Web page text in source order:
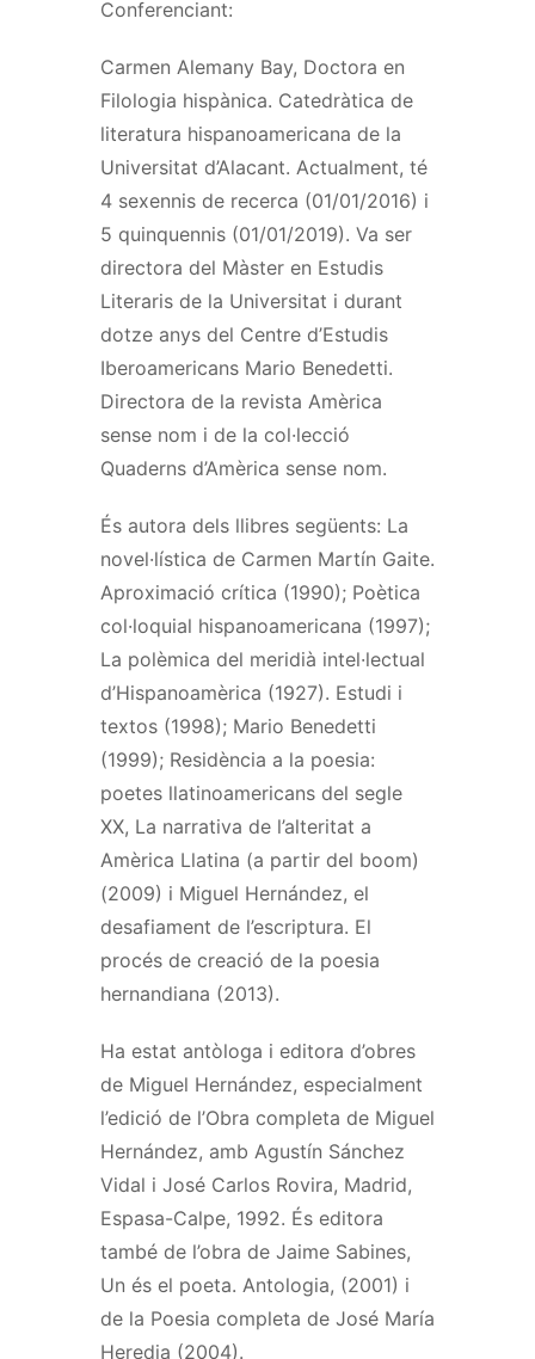
Conferenciant:
Carmen Alemany Bay, Doctora en
Filologia hispànica. Catedràtica de
literatura hispanoamericana de la
Universitat d’Alacant. Actualment, té
4 sexennis de recerca (01/01/2016) i
5 quinquennis (01/01/2019). Va ser
directora del Màster en Estudis
Literaris de la Universitat i durant
dotze anys del Centre d’Estudis
Iberoamericans Mario Benedetti.
Directora de la revista Amèrica
sense nom i de la col·lecció
Quaderns d’Amèrica sense nom.
És autora dels llibres següents: La
novel·lística de Carmen Martín Gaite.
Aproximació crítica (1990); Poètica
col·loquial hispanoamericana (1997);
La polèmica del meridià intel·lectual
d’Hispanoamèrica (1927). Estudi i
textos (1998); Mario Benedetti
(1999); Residència a la poesia:
poetes llatinoamericans del segle
XX, La narrativa de l’alteritat a
Amèrica Llatina (a partir del boom)
(2009) i Miguel Hernández, el
desafiament de l’escriptura. El
procés de creació de la poesia
hernandiana (2013).
Ha estat antòloga i editora d’obres
de Miguel Hernández, especialment
l’edició de l’Obra completa de Miguel
Hernández, amb Agustín Sánchez
Vidal i José Carlos Rovira, Madrid,
Espasa-Calpe, 1992. És editora
també de l’obra de Jaime Sabines,
Un és el poeta. Antologia, (2001) i
de la Poesia completa de José María
Heredia (2004).